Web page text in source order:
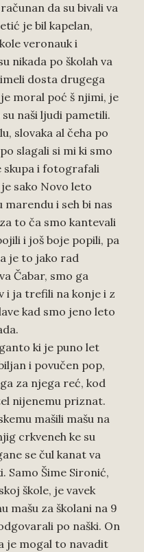
da su bivali va
je bil kapelan,
veronauk i
nikada po školah va
dosta drugega
moral poć š njimi, je
naši ljudi pametili.
slovaka al čeha po
slagali si mi ki smo
skupa i fotografali
sako Novo leto
i seh bi nas
to ča smo kantevali
i još boje popili, pa
je to jako rad
Čabar, smo ga
i ja trefili na konje i z
kad smo jeno leto
ki je puno let
i povučen pop,
za njega reć, kod
nijenemu priznat.
mašili mašu na
crkveneh ke su
se čul kanat va
Samo Šime Sironić,
škole, je vavek
mašu za školani na 9
po naški. On
je mogal to navadit